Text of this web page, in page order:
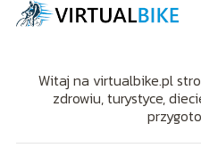
Witaj na virtualbike.pl
zdrowiu, turystyce,